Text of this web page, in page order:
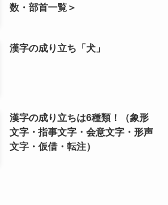
数・部首一覧＞
漢字の成り立ち「犬」
漢字の成り立ちは6種類！（象形
文字・指事文字・会意文字・形声
文字・仮借・転注）